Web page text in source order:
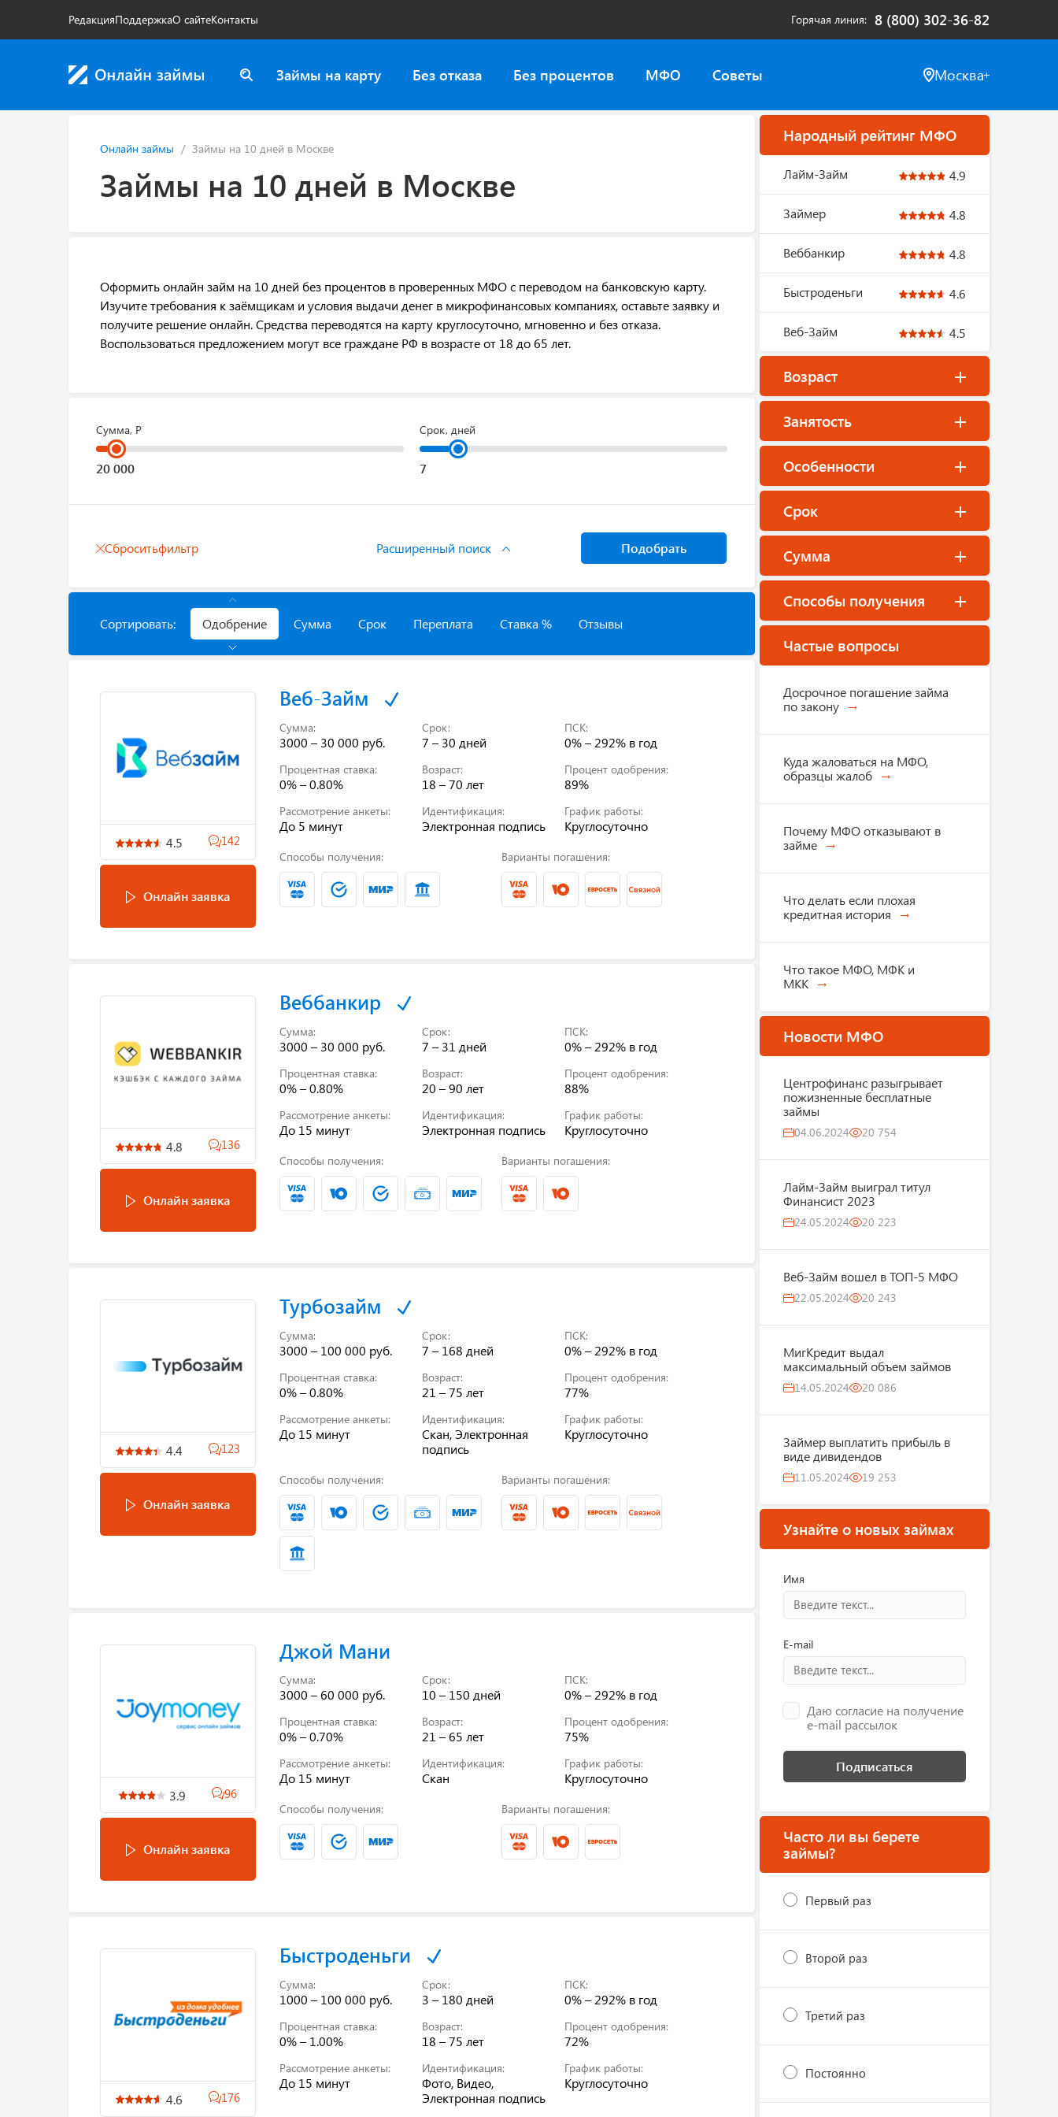
РедакцияПоддержкаО сайтеКонтакты Горячая линия 8 (800) 302-36-82
Займы на карту Без отказа Без процентов МФО Советы Москва
Онлайн займы Займы на 10 дней в Москве
Займы на 10 дней в Москве
Оформить онлайн займ на 10 дней без процентов в проверенных МФО с переводом на банковскую карту.
Изучите требования к заёмщикам и условия выдачи денег в микрофинансовых компаниях, оставьте заявку и
получите решение онлайн. Средства переводятся на карту круглосуточно, мгновенно и без отказа.
Воспользоваться предложением могут все граждане РФ в возрасте от 18 до 65 лет.
Сумма, Р Срок, дней
Сброситьфильтр Расширенный поиск Подобрать
Сортировать: Одобрение Сумма Срок Переплата Ставка % Отзывы
4.5 142
Онлайн заявка
Веб-Займ
Сумма:
3000 – 30 000 руб.
Срок:
7 – 30 дней
ПСК:
0% – 292% в год
Процентная ставка:
0% – 0.80%
Возраст:
18 – 70 лет
Процент одобрения:
89%
Рассмотрение анкеты:
До 5 минут
Идентификация:
Электронная подпись
График работы:
Круглосуточно
Способы получения: Варианты погашения:
4.8 136
Онлайн заявка
Веббанкир
Сумма:
3000 – 30 000 руб.
Срок:
7 – 31 дней
ПСК:
0% – 292% в год
Процентная ставка:
0% – 0.80%
Возраст:
20 – 90 лет
Процент одобрения:
88%
Рассмотрение анкеты:
До 15 минут
Идентификация:
Электронная подпись
График работы:
Круглосуточно
Способы получения: Варианты погашения:
4.4 123
Онлайн заявка
Турбозайм
Сумма:
3000 – 100 000 руб.
Срок:
7 – 168 дней
ПСК:
0% – 292% в год
Процентная ставка:
0% – 0.80%
Возраст:
21 – 75 лет
Процент одобрения:
77%
Рассмотрение анкеты:
До 15 минут
Идентификация:
Скан, Электронная
подпись
График работы:
Круглосуточно
Способы получения: Варианты погашения:
3.9 96
Онлайн заявка
Джой Мани
Сумма:
3000 – 60 000 руб.
Срок:
10 – 150 дней
ПСК:
0% – 292% в год
Процентная ставка:
0% – 0.70%
Возраст:
21 – 65 лет
Процент одобрения:
75%
Рассмотрение анкеты:
До 15 минут
Идентификация:
Скан
График работы:
Круглосуточно
Способы получения: Варианты погашения:
4.6 176
Быстроденьги
Сумма:
1000 – 100 000 руб.
Срок:
3 – 180 дней
ПСК:
0% – 292% в год
Процентная ставка:
0% – 1.00%
Возраст:
18 – 75 лет
Процент одобрения:
72%
Рассмотрение анкеты:
До 15 минут
Идентификация:
Фото, Видео,
Электронная подпись
График работы:
Круглосуточно
Народный рейтинг МФО
Лайм-Займ 4.9
Займер 4.8
Веббанкир 4.8
Быстроденьги 4.6
Веб-Займ 4.5
Возраст
Занятость
Особенности
Срок
Сумма
Способы получения
Частые вопросы
Досрочное погашение займа
по закону
Куда жаловаться на МФО,
образцы жалоб
Почему МФО отказывают в
займе
Что делать если плохая
кредитная история
Что такое МФО, МФК и
МКК
Новости МФО
Центрофинанс разыгрывает
пожизненные бесплатные
займы
04.06.2024 20 754
Лайм-Займ выиграл титул
Финансист 2023
24.05.2024 20 223
Веб-Займ вошел в ТОП-5 МФО
22.05.2024 20 243
МигКредит выдал
максимальный объем займов
14.05.2024 20 086
Займер выплатить прибыль в
виде дивидендов
11.05.2024 19 253
Узнайте о новых займах
Имя
E-mail
Даю согласие на получение
e-mail рассылок
Подписаться
Часто ли вы берете
займы?
Первый раз
Второй раз
Третий раз
Постоянно